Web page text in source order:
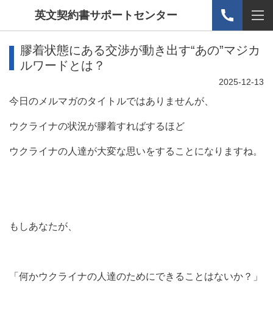
英文契約書サポートセンター
膠着状態にある交渉が動き出す“あの”マジカ
ルワードとは？
2025-12-13
今日のメルマガのタイトルではありませんが、
ウクライナの状況が膠着すればするほど
ウクライナの人達が大変な思いをすることになりますね。
もしあなたが、
「何かウクライナの人達のためにできることはないか？」